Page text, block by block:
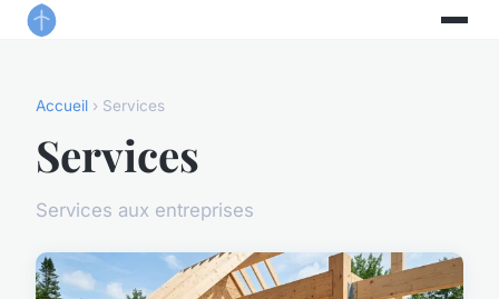
Accueil › Services
Services
Services aux entreprises